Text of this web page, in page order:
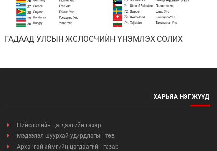
ГАДААД УЛСЫН ЖОЛООЧИЙН ҮНЭМЛЭХ СОЛИХ
ХАРЬЯА НЭГЖҮҮД
Нийслэлийн цагдаагийн газар
Мэдээлэл шуурхай удирдлагын төв
Архангай аймгийн цагдаагийн газар